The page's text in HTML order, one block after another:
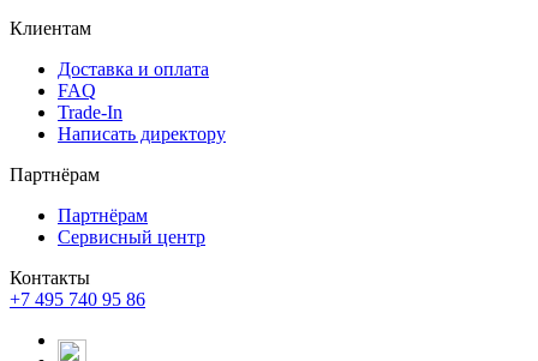
Клиентам
Доставка и оплата
FAQ
Trade-In
Написать директору
Партнёрам
Партнёрам
Сервисный центр
Контакты
+7 495 740 95 86